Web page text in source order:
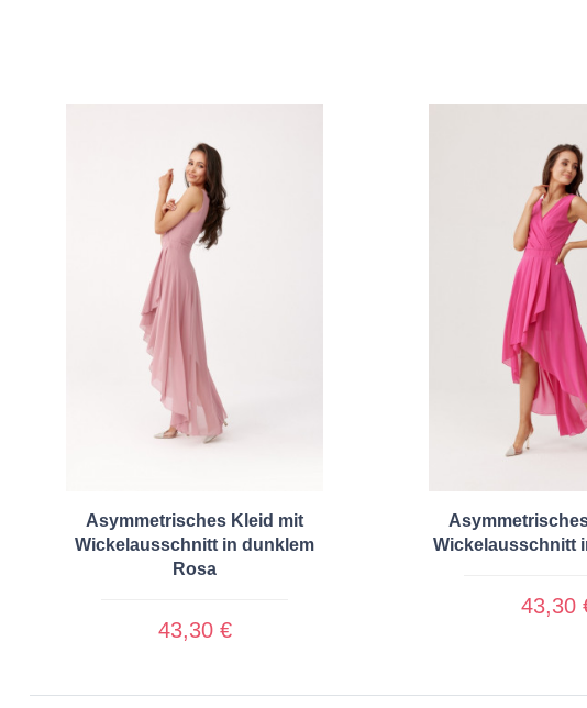
Asymmetrisches Kleid mit
Wickelausschnitt in dunklem
Rosa
43,30 €
Wickelausschnitt
43,30